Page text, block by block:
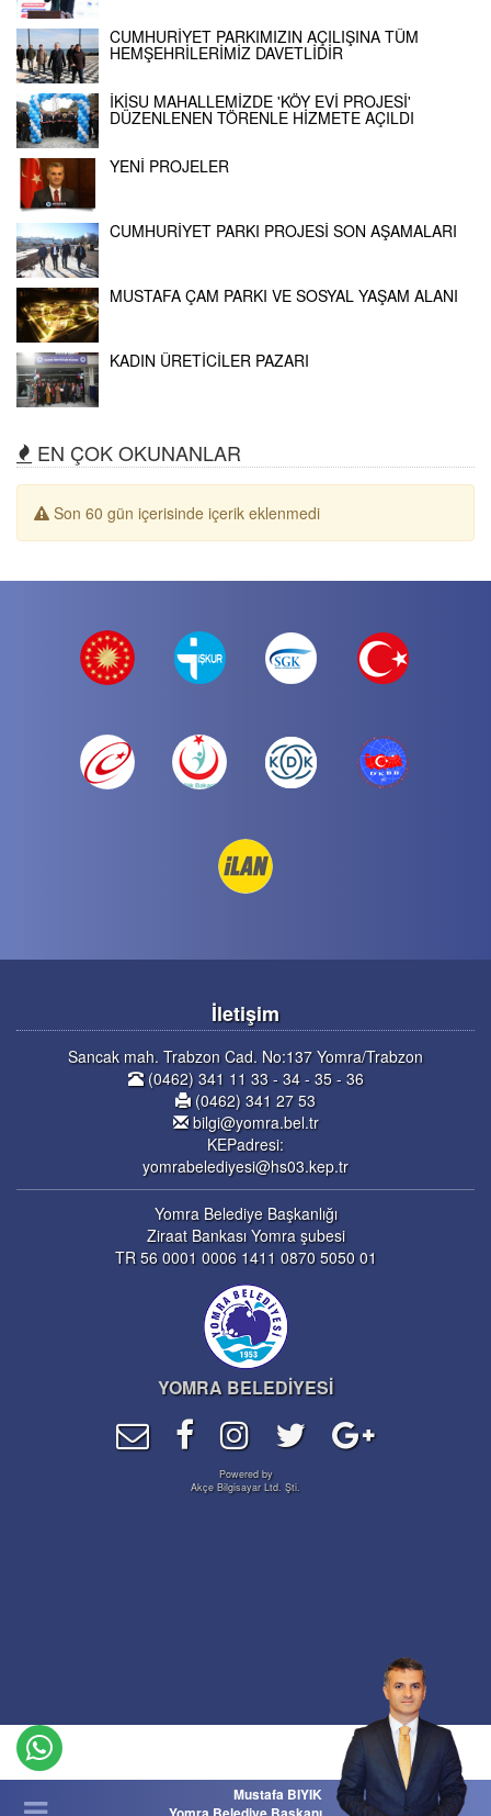
CUMHURİYET PARKIMIZIN AÇILIŞINA TÜM
HEMŞEHRİLERİMİZ DAVETLİDİR
İKİSU MAHALLEMİZDE 'KÖY EVİ PROJESİ'
DÜZENLENEN TÖRENLE HİZMETE AÇILDI
YENİ PROJELER
CUMHURİYET PARKI PROJESİ SON AŞAMALARI
MUSTAFA ÇAM PARKI VE SOSYAL YAŞAM ALANI
KADIN ÜRETİCİLER PAZARI
EN ÇOK OKUNANLAR
Son 60 gün içerisinde içerik eklenmedi
İletişim
Sancak mah. Trabzon Cad. No:137 Yomra/Trabzon
(0462) 341 11 33 - 34 - 35 - 36
(0462) 341 27 53
bilgi@yomra.bel.tr
KEPadresi:
yomrabelediyesi@hs03.kep.tr
Yomra Belediye Başkanlığı
Ziraat Bankası Yomra şubesi
TR 56 0001 0006 1411 0870 5050 01
YOMRA BELEDİYESİ
Powered by
Akçe Bilgisayar Ltd. Şti.
Mustafa BIYIK